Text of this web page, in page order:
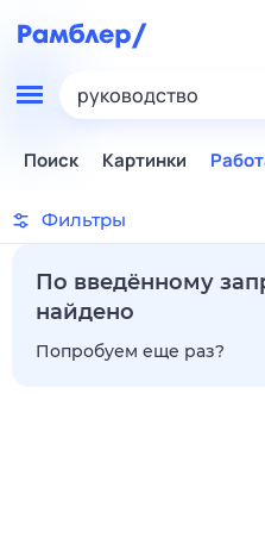
руководство
Поиск Картинки
Фильтры
По введённому
найдено
Попробуем еще раз?